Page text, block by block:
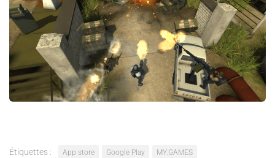
Étiquettes : App store Google Play
MY.GAMES